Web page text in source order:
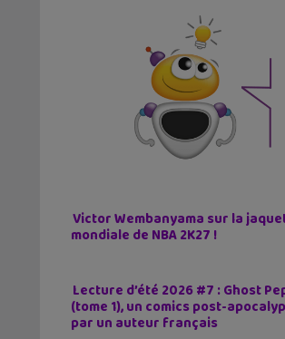
Victor Wembanyama sur la
mondiale de NBA 2K27 !
Lecture d’été 2026 #7 : Ghost
(tome 1), un comics post-
par un auteur français